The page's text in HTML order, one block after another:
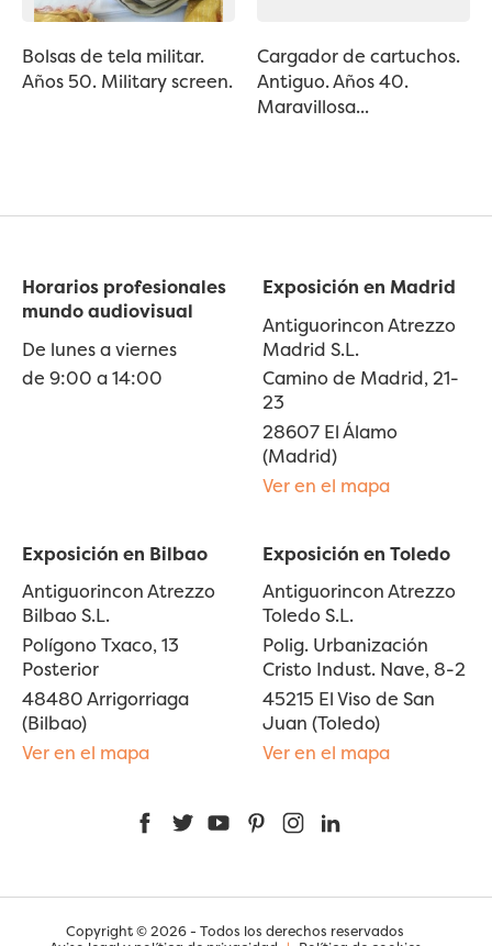
Bolsas de tela militar.
Años 50. Military screen.
Cargador de cartuchos.
Antiguo. Años 40.
Maravillosa...
Horarios profesionales
mundo audiovisual
De lunes a viernes
de 9:00 a 14:00
Exposición en Madrid
Antiguorincon Atrezzo
Madrid S.L.
Camino de Madrid, 21-
23
28607 El Álamo
(Madrid)
Ver en el mapa
Exposición en Bilbao
Antiguorincon Atrezzo
Bilbao S.L.
Polígono Txaco, 13
Posterior
48480 Arrigorriaga
(Bilbao)
Ver en el mapa
Exposición en Toledo
Antiguorincon Atrezzo
Toledo S.L.
Polig. Urbanización
Cristo Indust. Nave, 8-2
45215 El Viso de San
Juan (Toledo)
Ver en el mapa
FacebookTwitterYouTubePinterestInstagram
Copyright © 2026 - Todos los derechos reservados